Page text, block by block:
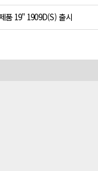
품 19" 1909D(S) 출시